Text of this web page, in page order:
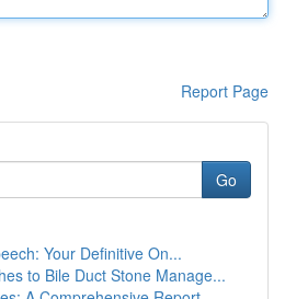
Report Page
Go
Your Definitive On...
to Bile Duct Stone Manage...